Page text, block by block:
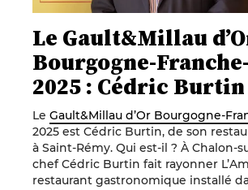
Le Gault&Millau
Bourgogne-
2025 : Cédric Burtin
Le Gault&Millau d’Or Bourgogne-
2025 est Cédric Burtin, de son
à Saint-Rémy. Qui est-il ? À Chalon-
chef Cédric Burtin fait rayonner
restaurant gastronomique installé